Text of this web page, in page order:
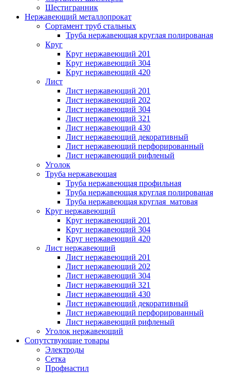
Шестигранник
Нержавеющий металлопрокат
Сортамент труб стальных
Труба нержавеющая круглая полированая
Круг
Круг нержавеющий 201
Круг нержавеющий 304
Круг нержавеющий 420
Лист
Лист нержавеющий 201
Лист нержавеющий 202
Лист нержавеющий 304
Лист нержавеющий 321
Лист нержавеющий 430
Лист нержавеющий декоративный
Лист нержавеющий перфорированный
Лист нержавеющий рифленый
Уголок
Труба нержавеющая
Труба нержавеющая профильная
Труба нержавеющая круглая полированая
Труба нержавеющая круглая матовая
Круг нержавеющий
Круг нержавеющий 201
Круг нержавеющий 304
Круг нержавеющий 420
Лист нержавеющий
Лист нержавеющий 201
Лист нержавеющий 202
Лист нержавеющий 304
Лист нержавеющий 321
Лист нержавеющий 430
Лист нержавеющий декоративный
Лист нержавеющий перфорированный
Лист нержавеющий рифленый
Уголок нержавеющий
Cопутствующие товары
Электроды
Сетка
Профнастил